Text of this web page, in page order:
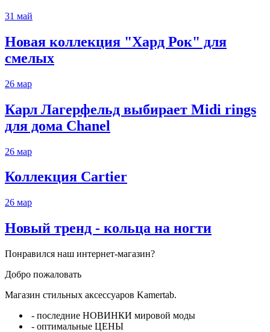
31 май
Новая коллекция "Хард Рок" для
смелых
26 мар
Карл Лагерфельд выбирает Midi rings
для дома Chanel
26 мар
Коллекция Cartier
26 мар
Новый тренд - кольца на ногти
Понравился наш интернет-магазин?
Добро пожаловать
Магазин стильных аксессуаров Kamertab.
- последние НОВИНКИ мировой моды
- оптимальные ЦЕНЫ